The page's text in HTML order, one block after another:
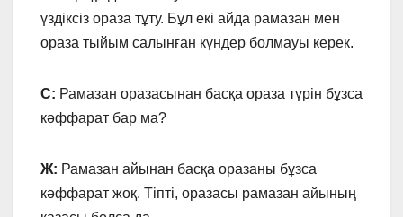
үздіксіз ораза тұту. Бұл екі айда рамазан мен
ораза тыйым салынған күндер болмауы керек.
С: Рамазан оразасынан басқа ораза түрін бұзса
кәффарат бар ма?
Ж: Рамазан айынан басқа оразаны бұзса
кәффарат жоқ. Тіпті, оразасы рамазан айының